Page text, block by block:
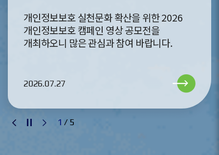
2 /5
AI와 행정빅데이터 기반 사회보장 행정 혁신
및 책임 있는 AI 활용 방안에 대한
내용입니다. 자세한 내용은 첨부파일을
2026.06.30